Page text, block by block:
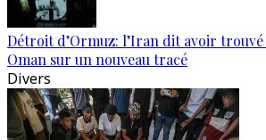
Détroit d’Ormuz: l’Iran dit avoir trouvé
Oman sur un nouveau tracé
Divers